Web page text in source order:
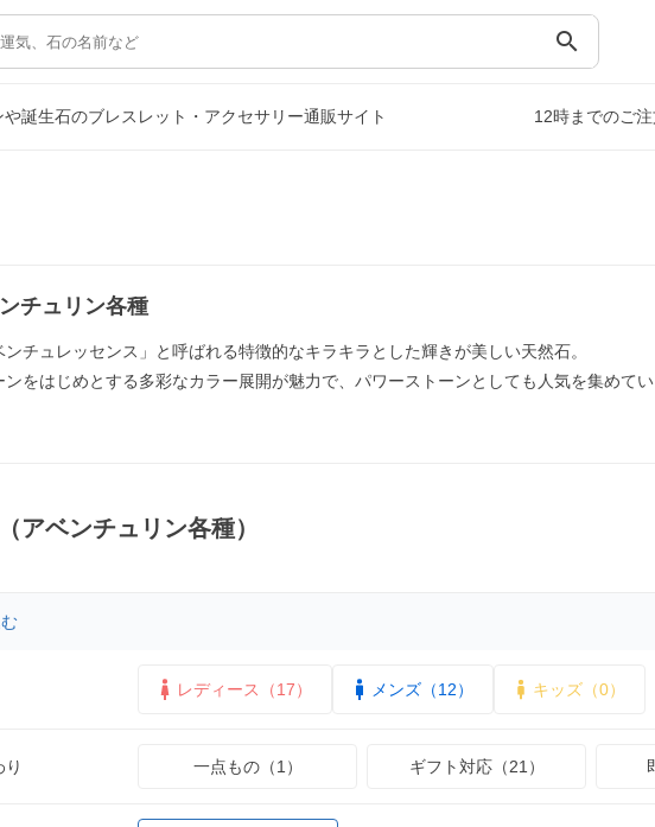
search
誕生石のブレスレット・アクセサリー通販サイト 12時までのご
チュリン各種
ンチュレッセンス」と呼ばれる特徴的なキラキラとした輝きが美しい天然石。
ンをはじめとする多彩なカラー展開が魅力で、パワーストーンとしても人気を集めてい
アベンチュリン各種）
レディース（17） メンズ（12） キッズ（0）
り 一点もの（1） ギフト対応（21）